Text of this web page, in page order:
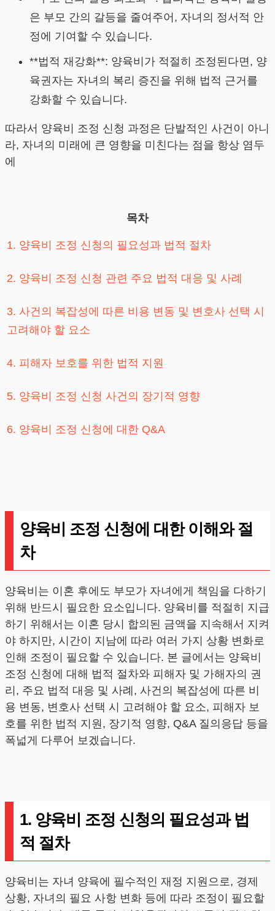
은 부모 간의 갈등을 줄여주어, 자녀의 정서적 안
정에 기여할 수 있습니다.
**법적 재강화**: 양육비가 적절히 조정된다면, 양
육권자는 자녀의 복리 증진을 위해 법적 근거를
강화할 수 있습니다.
따라서 양육비 조정 신청 과정은 단발적인 사건이 아니
라, 자녀의 미래에 큰 영향을 미친다는 점을 항상 염두
에
목차
1. 양육비 조정 신청의 필요성과 법적 절차
2. 양육비 조정 신청 관련 주요 법적 대응 및 사례
3. 사건의 복잡성에 따른 비용 변동 및 변호사 선택 시
고려해야 할 요소
4. 피해자 보호를 위한 법적 지원
5. 양육비 조정 신청 사건의 장기적 영향
6. 양육비 조정 신청에 대한 Q&A
양육비 조정 신청에 대한 이해와 절
차
양육비는 이혼 후에도 부모가 자녀에게 책임을 다하기
위해 반드시 필요한 요소입니다. 양육비를 적절히 지급
하기 위해서는 이혼 당시 합의된 금액을 지속해서 지켜
야 하지만, 시간이 지남에 따라 여러 가지 상황 변화로
인해 조정이 필요할 수 있습니다. 본 글에서는 양육비
조정 신청에 대해 법적 절차와 피해자 및 가해자의 권
리, 주요 법적 대응 및 사례, 사건의 복잡성에 따른 비
용 변동, 변호사 선택 시 고려해야 할 요소, 피해자 보
호를 위한 법적 지원, 장기적 영향, Q&A 질의응답 등을
폭넓게 다루어 보겠습니다.
1. 양육비 조정 신청의 필요성과 법
적 절차
양육비는 자녀 양육에 필수적인 재정 지원으로, 경제
상황, 자녀의 필요 사항 변화 등에 따라 조정이 필요할